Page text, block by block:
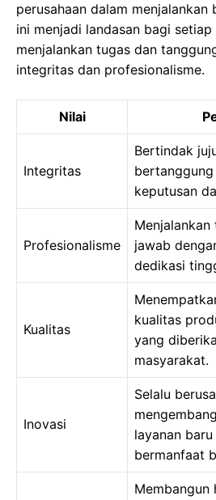
perusahaan dalam menjalankan
ini menjadi landasan bagi
menjalankan tugas dan
integritas dan profesionalisme.
Nilai
Integritas
Bertindak
keputusan
Profesionalisme
jawab
dedikasi
Kualitas
kualitas
yang
masyarakat.
Inovasi
Selalu
layanan
bermanfaat
Membangun